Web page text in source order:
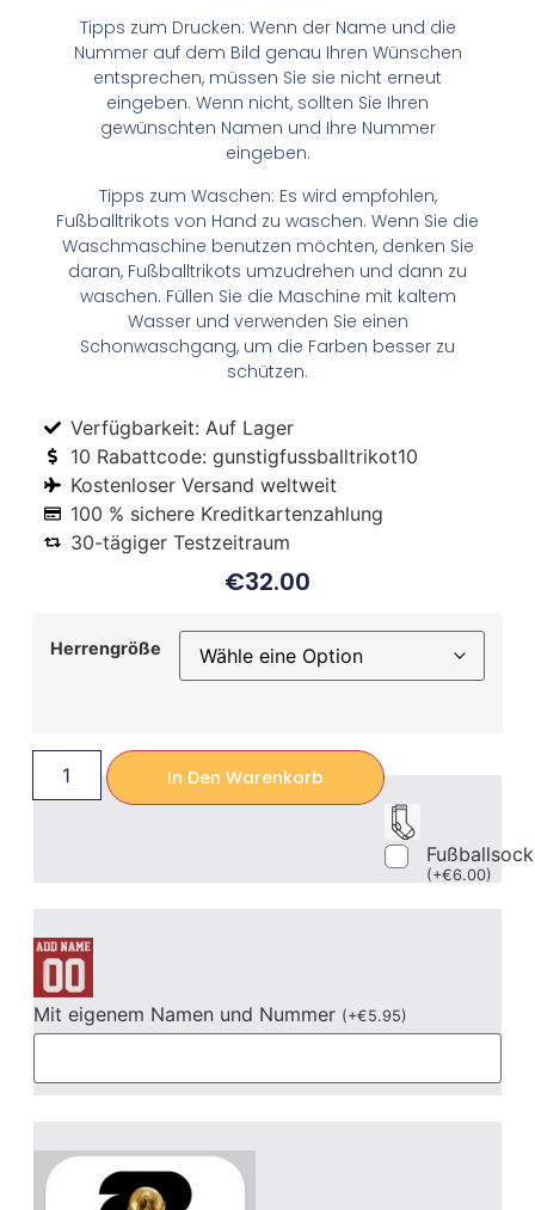
Tipps zum Drucken: Wenn der Name und die
Nummer auf dem Bild genau Ihren Wünschen
entsprechen, müssen Sie sie nicht erneut
eingeben. Wenn nicht, sollten Sie Ihren
gewünschten Namen und Ihre Nummer
eingeben.
Tipps zum Waschen: Es wird empfohlen,
Fußballtrikots von Hand zu waschen. Wenn Sie die
Waschmaschine benutzen möchten, denken Sie
daran, Fußballtrikots umzudrehen und dann zu
waschen. Füllen Sie die Maschine mit kaltem
Wasser und verwenden Sie einen
Schonwaschgang, um die Farben besser zu
schützen.
Verfügbarkeit: Auf Lager
10 Rabattcode: gunstigfussballtrikot10
Kostenloser Versand weltweit
100 % sichere Kreditkartenzahlung
30-tägiger Testzeitraum
€32.00
Herrengröße
In Den Warenkorb
(+€6.00)
Mit eigenem Namen und Nummer (+€5.95)